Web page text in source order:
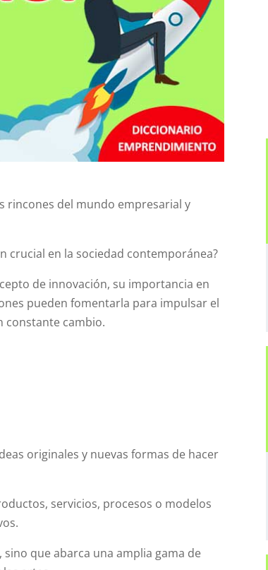
rincones del mundo empresarial y
crucial en la sociedad contemporánea?
de innovación, su importancia en
pueden fomentarla para impulsar el
constante cambio.
originales y nuevas formas de hacer
servicios, procesos o modelos
que abarca una amplia gama de